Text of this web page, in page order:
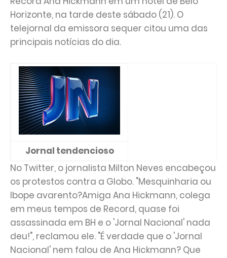
Horizonte, na tarde deste sábado (21). O
telejornal da emissora sequer citou uma das
principais notícias do dia.
Jornal tendencioso
No Twitter, o jornalista Milton Neves encabeçou
os protestos contra a Globo. "Mesquinharia ou
Ibope avarento?Amiga Ana Hickmann, colega
em meus tempos de Record, quase foi
assassinada em BH e o 'Jornal Nacional' nada
deu!", reclamou ele. "É verdade que o 'Jornal
Nacional' nem falou de Ana Hickmann? Que